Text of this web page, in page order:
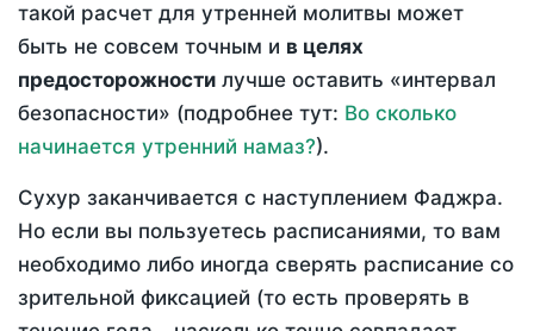
такой расчет для утренней молитвы может
быть не совсем точным и в целях
предосторожности лучше оставить «интервал
безопасности» (подробнее тут: Во сколько
начинается утренний намаз?).
Сухур заканчивается с наступлением Фаджра.
Но если вы пользуетесь расписаниями, то вам
необходимо либо иногда сверять расписание со
зрительной фиксацией (то есть проверять в